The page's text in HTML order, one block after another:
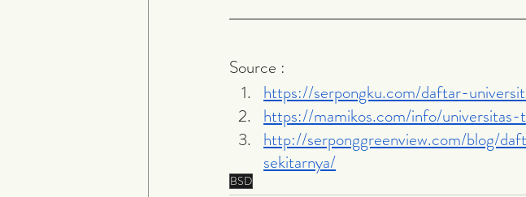
Source :
https://serpongku.com/daftar-
https://mamikos.com/info/
http://serponggreenview.com/blog/
sekitarnya/
BSD